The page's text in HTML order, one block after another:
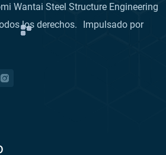
Wantai Steel Structure Engineering
los derechos. Impulsado por